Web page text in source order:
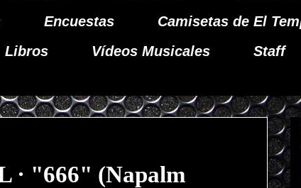
Encuestas
Camisetas de El
Libros Vídeos Musicales Staff
· "666" (Napalm